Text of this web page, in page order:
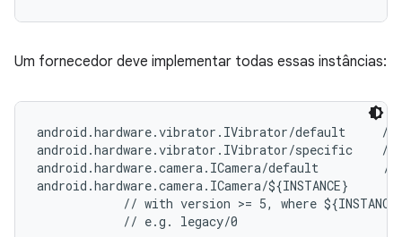
Um fornecedor deve implementar todas essas instâncias:
android.hardware.vibrator.IVibrator/default     //
android.hardware.vibrator.IVibrator/specific    //
android.hardware.camera.ICamera/default         //
android.hardware.camera.ICamera/${INSTANCE}
// with version >= 5, where